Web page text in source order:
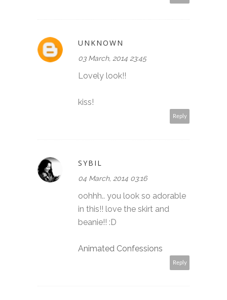
UNKNOWN
03 March, 2014 23:45
Lovely look!!
kiss!
Reply
SYBIL
04 March, 2014 03:16
oohhh.. you look so adorable
in this!! love the skirt and
beanie!! :D
Animated Confessions
Reply